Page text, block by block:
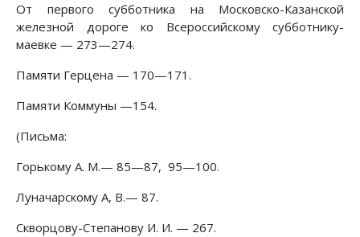
От первого субботника на Московско-Казанской
железной дороге ко Всероссийскому субботнику-
маевке — 273—274.
Памяти Герцена — 170—171.
Памяти Коммуны —154.
(Письма:
Горькому А. М.— 85—87, 95—100.
Луначарскому А, В.— 87.
Скворцову-Степанову И. И. — 267.